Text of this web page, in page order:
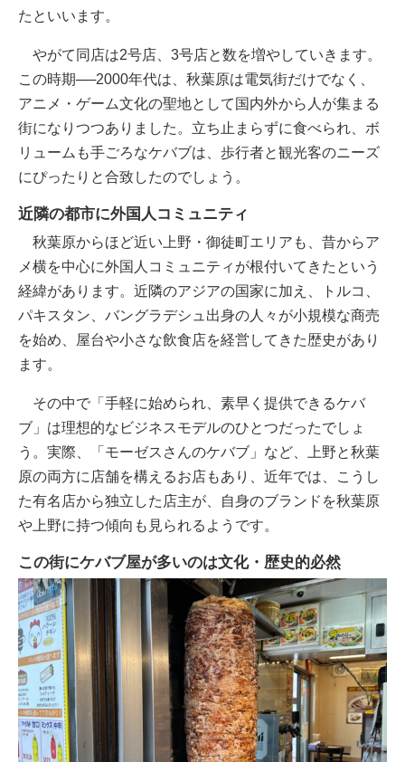
たといいます。
やがて同店は2号店、3号店と数を増やしていきます。
この時期──2000年代は、秋葉原は電気街だけでなく、
アニメ・ゲーム文化の聖地として国内外から人が集まる
街になりつつありました。立ち止まらずに食べられ、ボ
リュームも手ごろなケバブは、歩行者と観光客のニーズ
にぴったりと合致したのでしょう。
近隣の都市に外国人コミュニティ
秋葉原からほど近い上野・御徒町エリアも、昔からア
メ横を中心に外国人コミュニティが根付いてきたという
経緯があります。近隣のアジアの国家に加え、トルコ、
パキスタン、バングラデシュ出身の人々が小規模な商売
を始め、屋台や小さな飲食店を経営してきた歴史があり
ます。
その中で「手軽に始められ、素早く提供できるケバ
ブ」は理想的なビジネスモデルのひとつだったでしょ
う。実際、「モーゼスさんのケバブ」など、上野と秋葉
原の両方に店舗を構えるお店もあり、近年では、こうし
た有名店から独立した店主が、自身のブランドを秋葉原
や上野に持つ傾向も見られるようです。
この街にケバブ屋が多いのは文化・歴史的必然